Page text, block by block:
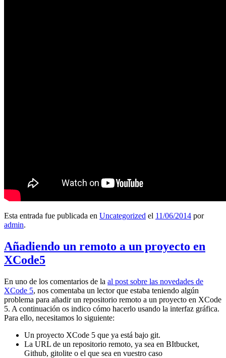
Esta entrada fue publicada en Uncategorized el 11/06/2014 por
admin.
Añadiendo un remoto a un proyecto en
XCode5
En uno de los comentarios de la al post sobre las novedades de
XCode 5, nos comentaba un lector que estaba teniendo algún
problema para añadir un repositorio remoto a un proyecto en XCode
5. A continuación os indico cómo hacerlo usando la interfaz gráfica.
Para ello, necesitamos lo siguiente:
Un proyecto XCode 5 que ya está bajo git.
La URL de un repositorio remoto, ya sea en BItbucket,
Github, gitolite o el que sea en vuestro caso